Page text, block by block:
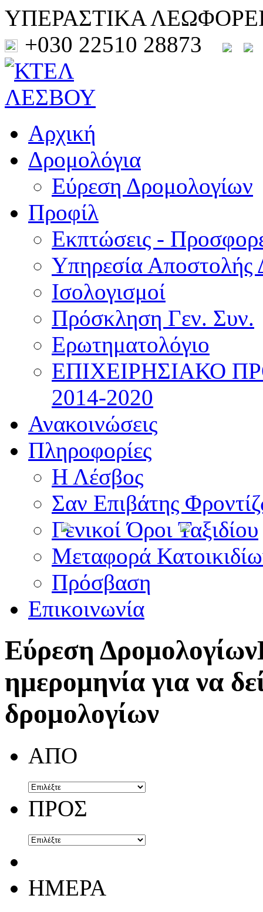
ΥΠΕΡΑΣΤΙΚΑ
+030 22510 28873
Αρχική
Δρομολόγια
Εύρεση Δρομολογίων
Προφίλ
Εκπτώσεις -
Υπηρεσία Αποστολής
Ισολογισμοί
Πρόσκληση Γεν. Συν.
Ερωτηματολόγιο
ΕΠΙΧΕΙΡΗΣΙΑΚΟ
2014-2020
Ανακοινώσεις
Πληροφορίες
Η Λέσβος
Σαν Επιβάτης
Γενικοί Όροι Ταξιδίου
Μεταφορά
Πρόσβαση
Επικοινωνία
Εύρεση Δρομολογίων
ημερομηνία για να
δρομολογίων
ΑΠΟ
ΠΡΟΣ
ΗΜΕΡΑ